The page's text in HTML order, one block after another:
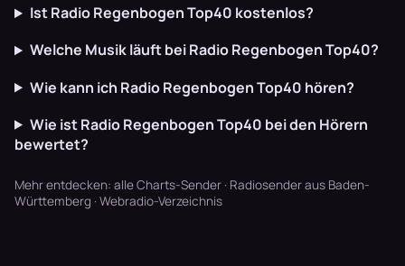
Ist Radio Regenbogen Top40 kostenlos?
Welche Musik läuft bei Radio Regenbogen Top40?
Wie kann ich Radio Regenbogen Top40 hören?
Wie ist Radio Regenbogen Top40 bei den Hörern
bewertet?
Mehr entdecken: alle Charts-Sender · Radiosender aus Baden-
Württemberg · Webradio-Verzeichnis